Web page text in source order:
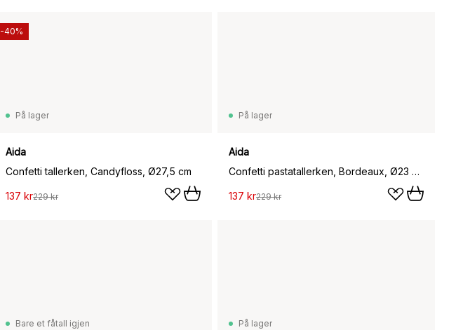
På lager
Aida
Confetti tallerken, Candyfloss, Ø27,5 cm
137 kr229 kr
-40%
På lager
Aida
Confetti pastatallerken, Bordeaux, Ø23 cm
137 kr229 kr
Bare et fåtall igjen På lager